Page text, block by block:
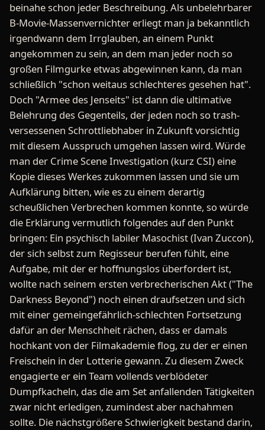
beinahe schon jeder Beschreibung. Als unbelehrbarer
B-Movie-Massenvernichter erliegt man ja bekanntlich
irgendwann dem Irrglauben, an einem Punkt
angekommen zu sein, an dem man jeder noch so
großen Filmgurke etwas abgewinnen kann, da man
schließlich "schon weitaus schlechteres gesehen hat".
Doch "Armee des Jenseits" ist dann die ultimative
Belehrung des Gegenteils, der jeden noch so trash-
versessenen Schrottliebhaber in Zukunft vorsichtig
mit diesem Ausspruch umgehen lassen wird. Würde
man der Crime Scene Investigation (kurz CSI) eine
Kopie dieses Werkes zukommen lassen und sie um
Aufklärung bitten, wie es zu einem derartig
scheußlichen Verbrechen kommen konnte, so würde
die Erklärung vermutlich folgendes auf den Punkt
bringen: Ein psychisch labiler Masochist (Ivan Zuccon),
der sich selbst zum Regisseur berufen fühlt, eine
Aufgabe, mit der er hoffnungslos überfordert ist,
wollte nach seinem ersten verbrecherischen Akt ("The
Darkness Beyond") noch einen draufsetzen und sich
mit einer gemeingefährlich-schlechten Fortsetzung
dafür an der Menschheit rächen, dass er damals
hochkant von der Filmakademie flog, zu der er einen
Freischein in der Lotterie gewann. Zu diesem Zweck
engagierte er ein Team vollends verblödeter
Dumpfkacheln, das die am Set anfallenden Tätigkeiten
zwar nicht erledigen, zumindest aber nachahmen
sollte. Die nächstgrößere Schwierigkeit bestand darin,